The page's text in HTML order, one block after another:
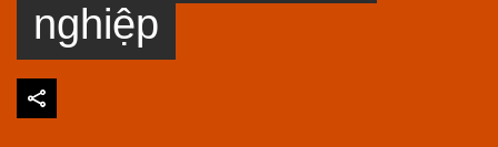
nghiệp